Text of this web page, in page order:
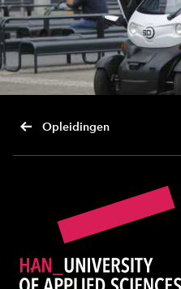
Opleidingen